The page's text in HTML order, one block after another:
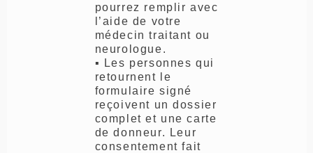
pourrez remplir avec
l’aide de votre
médecin traitant ou
neurologue.
▪ Les personnes qui
retournent le
formulaire signé
reçoivent un dossier
complet et une carte
de donneur. Leur
consentement fait